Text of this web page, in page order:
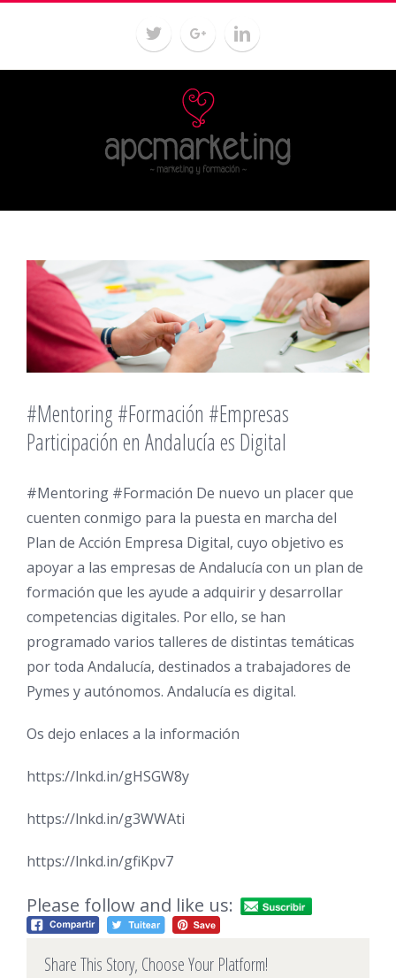
#Mentoring #Formación #Empresas
Participación en Andalucía es Digital
#Mentoring #Formación De nuevo un placer que
cuenten conmigo para la puesta en marcha del
Plan de Acción Empresa Digital, cuyo objetivo es
apoyar a las empresas de Andalucía con un plan de
formación que les ayude a adquirir y desarrollar
competencias digitales. Por ello, se han
programado varios talleres de distintas temáticas
por toda Andalucía, destinados a trabajadores de
Pymes y autónomos. Andalucía es digital.
Os dejo enlaces a la información
https://lnkd.in/gHSGW8y
https://lnkd.in/g3WWAti
https://lnkd.in/gfiKpv7
Please follow and like us:
Share This Story, Choose Your Platform!